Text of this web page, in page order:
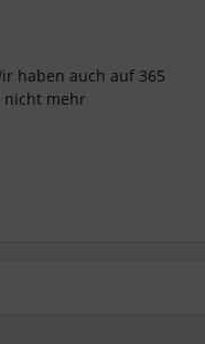
haben auch auf 365
nicht mehr